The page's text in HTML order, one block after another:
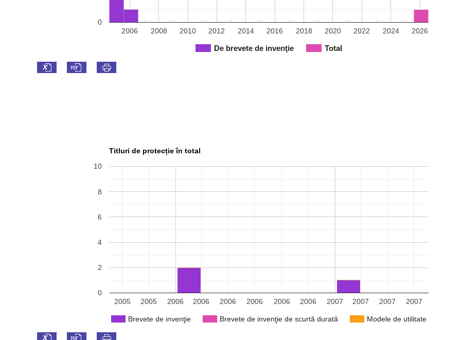
De brevete de invenţie Total
2006 2008 2010 2012 2014 2016 2018 2020 2022 2024 2026
0
Titluri de protecție în total
Brevete de invenţie Brevete de invenţie de scurtă durată Modele de utilitate
2006 2007
2005 2005 2006 2006 2006 2006 2006 2007 2007 2007
0
2
4
6
8
10